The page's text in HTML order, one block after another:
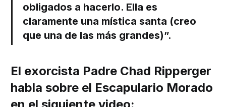
obligados a hacerlo. Ella es
claramente una mística santa (creo
que una de las más grandes)”.
El exorcista Padre Chad Ripperger
habla sobre el Escapulario Morado
en el siguiente video: